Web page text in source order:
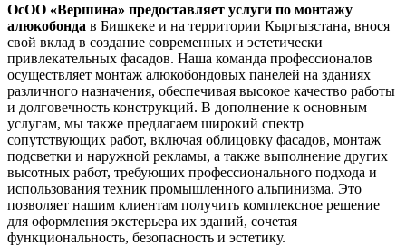
ОсОО «Вершина» предоставляет услуги по монтажу
алюкобонда в Бишкеке и на территории Кыргызстана, внося
свой вклад в создание современных и эстетически
привлекательных фасадов. Наша команда профессионалов
осуществляет монтаж алюкобондовых панелей на зданиях
различного назначения, обеспечивая высокое качество работы
и долговечность конструкций. В дополнение к основным
услугам, мы также предлагаем широкий спектр
сопутствующих работ, включая облицовку фасадов, монтаж
подсветки и наружной рекламы, а также выполнение других
высотных работ, требующих профессионального подхода и
использования техник промышленного альпинизма. Это
позволяет нашим клиентам получить комплексное решение
для оформления экстерьера их зданий, сочетая
функциональность, безопасность и эстетику.